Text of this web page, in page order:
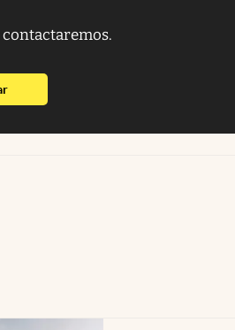
contactaremos.
abre en nueva pestaña